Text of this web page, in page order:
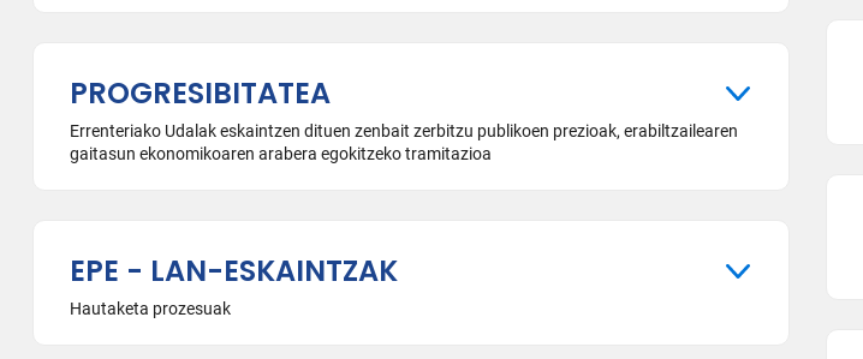
PROGRESIBITATEA
Errenteriako Udalak eskaintzen dituen zenbait zerbitzu publikoen prezioak, erabiltzailearen
gaitasun ekonomikoaren arabera egokitzeko tramitazioa
EPE - LAN-ESKAINTZAK
Hautaketa prozesuak